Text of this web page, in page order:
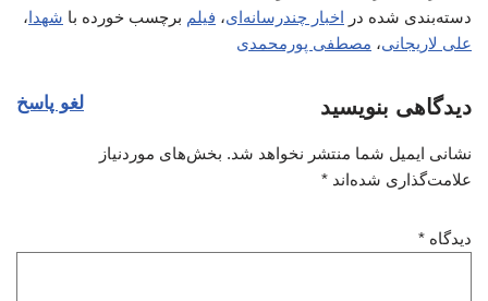
دسته‌بندی شده در اخبار چندرسانه‌ای، فیلم برچسب خورده با شهدا،
علی لاریجانی، مصطفی پورمحمدی
دیدگاهی بنویسید لغو پاسخ
نشانی ایمیل شما منتشر نخواهد شد. بخش‌های موردنیاز
علامت‌گذاری شده‌اند *
دیدگاه *